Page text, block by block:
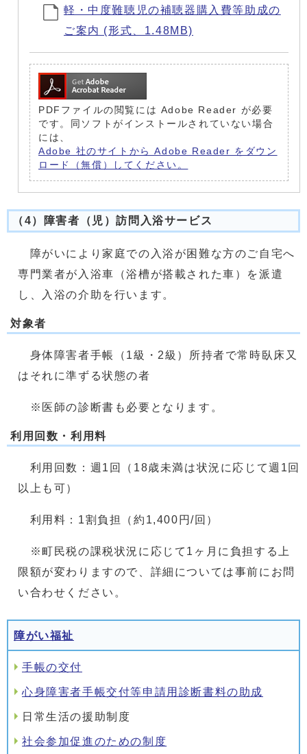
軽・中度難聴児の補聴器購入費等助成の
ご案内 (形式、1.48MB)
PDFファイルの閲覧には Adobe Reader が必要
です。同ソフトがインストールされていない場合
には、
Adobe 社のサイトから Adobe Reader をダウン
ロード（無償）してください。
（4）障害者（児）訪問入浴サービス
障がいにより家庭での入浴が困難な方のご自宅へ
専門業者が入浴車（浴槽が搭載された車）を派遣
し、入浴の介助を行います。
対象者
身体障害者手帳（1級・2級）所持者で常時臥床又
はそれに準ずる状態の者
※医師の診断書も必要となります。
利用回数・利用料
利用回数：週1回（18歳未満は状況に応じて週1回
以上も可）
利用料：1割負担（約1,400円/回）
※町民税の課税状況に応じて1ヶ月に負担する上
限額が変わりますので、詳細については事前にお問
い合わせください。
障がい福祉
手帳の交付
心身障害者手帳交付等申請用診断書料の助成
日常生活の援助制度
社会参加促進のための制度